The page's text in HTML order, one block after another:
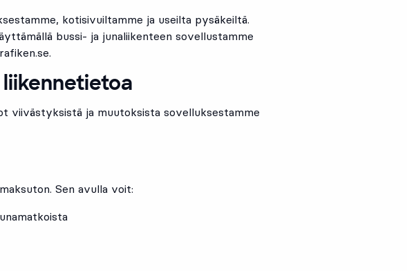
kotisivuiltamme ja useilta pysäkeiltä.
bussi- ja junaliikenteen sovellustamme
viivästyksistä ja muutoksista sovelluksestamme
Sen avulla voit: